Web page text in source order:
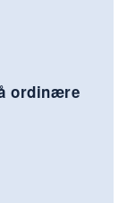
ordinære